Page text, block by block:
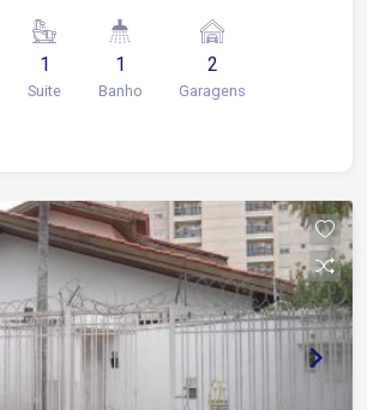
o teto, ar-condicionado e sacada
(estar e jantar) Com
Cozinha com armários
e um espaço pronto para
sua visita!
1
Suite
1
Banho
2
Garagens